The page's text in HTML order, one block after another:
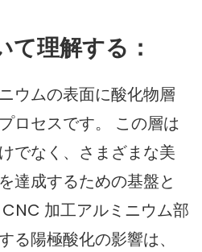
て理解する：
ウムの表面に酸化物層
ロセスです。 この層は
でなく、さまざまな美
達成するための基盤と
加工アルミニウム部
る陽極酸化の影響は、